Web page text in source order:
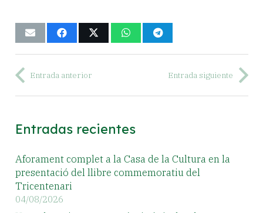
Entrada anterior Entrada siguiente
Entradas recientes
Aforament complet a la Casa de la Cultura en la
presentació del llibre commemoratiu del
Tricentenari
04/08/2026